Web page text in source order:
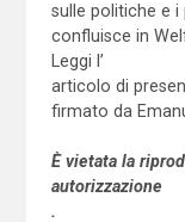
sulle politiche e
confluisce in
Leggi l’
articolo di
firmato da
È vietata la
autorizzazione
.